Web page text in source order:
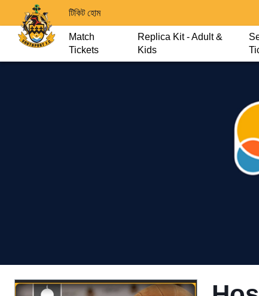
টিকিট হোম
Match
Tickets
Replica Kit - Adult &
Kids